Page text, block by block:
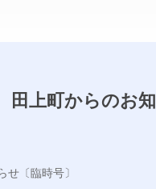
田上町からのお
せ〔臨時号〕